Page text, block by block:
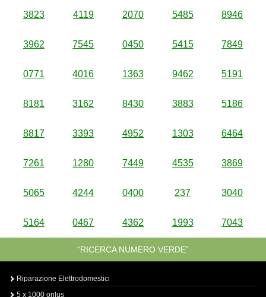
3823 4119 2070 5485 8946
3962 7545 0450 5415 7849
0771 4016 1363 9462 5191
8181 3162 8430 3883 5186
8817 3393 4952 1303 6464
7261 1280 7449 4535 3869
5065 4244 0400 237 3040
5164 0467 4362 1993 7043
“RICERCA NUMERO VERDE”
Riparazione Elettrodomestici
5 x 1000 onlus